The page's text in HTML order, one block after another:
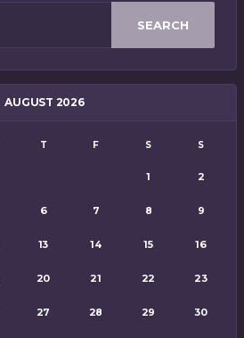
SEARCH
AUGUST 2026
T F S S
1 2
6 7 8 9
13 14 15 16
20 21 22 23
27 28 29 30